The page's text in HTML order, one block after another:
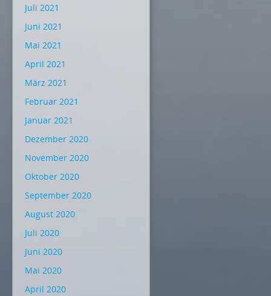
Juli 2021
Juni 2021
Mai 2021
April 2021
März 2021
Februar 2021
Januar 2021
Dezember 2020
November 2020
Oktober 2020
September 2020
August 2020
Juli 2020
Juni 2020
Mai 2020
April 2020